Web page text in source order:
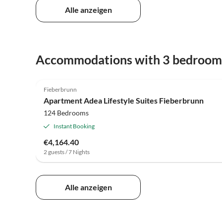
Alle anzeigen
Accommodations with 3
Fieberbrunn
Apartment Adea Lifestyle Suites Fieberbrunn
124 Bedrooms
Instant Booking
€4,164.40
2 guests / 7 Nights
Alle anzeigen